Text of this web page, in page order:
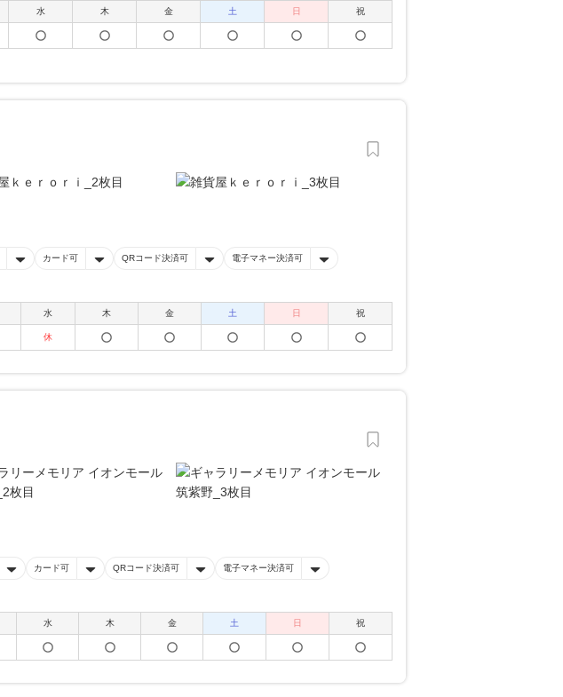
水 木 金 土 日 祝
カード可 QRコード決済可 電子マネー決済可
水 木 金 土 日 祝
休
カード可 QRコード決済可 電子マネー決済可
水 木 金 土 日 祝